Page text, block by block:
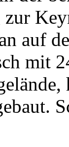
zur
auf
mit